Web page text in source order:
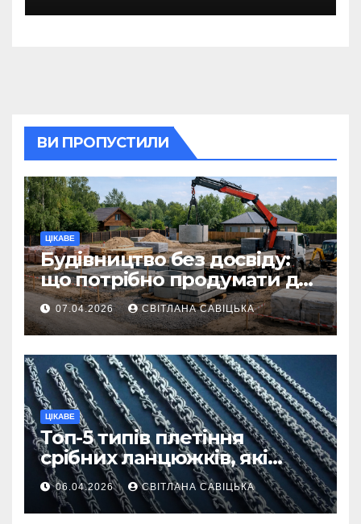
ВИ ПРОПУСТИЛИ
ЦІКАВЕ
Будівництво без досвіду:
що потрібно продумати до
першої доставки на
ділянку
07.04.2026 СВІТЛАНА САВІЦЬКА
ЦІКАВЕ
Топ-5 типів плетіння
срібних ланцюжків, які
вважаються
найнадійнішими
06.04.2026 СВІТЛАНА САВІЦЬКА